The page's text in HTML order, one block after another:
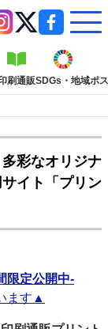
刷通販SDGs・地域ポ
ツ
信用情報
業界
彩なオリジナ
イト「プリン
限定公開中-
ます▲